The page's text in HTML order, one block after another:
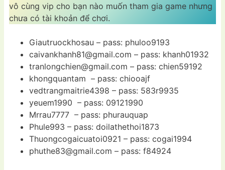
vô cùng vip cho bạn nào muốn tham gia game nhưng
chưa có tài khoản để chơi.
Giautruockhosau – pass: phuloo9193
caivankhanh81@gmail.com – pass: khanh01932
tranlongchien@gmail.com – pass: chien59192
khongquantam – pass: chiooajf
vedtrangmaitrie4398 – pass: 583r9935
yeuem1990 – pass: 09121990
Mrrau7777 – pass: phurauquap
Phule993 – pass: doilathethoi1873
Thuongcogaicuatoi0921 – pass: cogai1994
phuthe83@gmail.com – pass: f84924